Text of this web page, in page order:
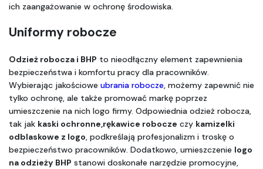
ich zaangażowanie w ochronę środowiska.
Uniformy robocze
Odzież robocza i BHP to nieodłączny element zapewnienia
bezpieczeństwa i komfortu pracy dla pracowników.
Wybierając jakościowe ubrania robocze, możemy zapewnić nie
tylko ochronę, ale także promować markę poprzez
umieszczenie na nich logo firmy. Odpowiednia odzież robocza,
tak jak kaski ochronne,rękawice robocze czy kamizelki
odblaskowe z logo, podkreślają profesjonalizm i troskę o
bezpieczeństwo pracowników. Dodatkowo, umieszczenie logo
na odzieży BHP stanowi doskonałe narzędzie promocyjne,